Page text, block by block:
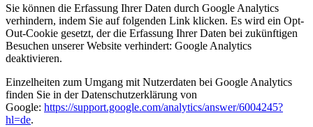
Sie können die Erfassung Ihrer Daten durch Google Analytics
verhindern, indem Sie auf folgenden Link klicken. Es wird ein Opt-
Out-Cookie gesetzt, der die Erfassung Ihrer Daten bei zukünftigen
Besuchen unserer Website verhindert: Google Analytics
deaktivieren.
Einzelheiten zum Umgang mit Nutzerdaten bei Google Analytics
finden Sie in der Datenschutzerklärung von
Google: https://support.google.com/analytics/answer/6004245?
hl=de.